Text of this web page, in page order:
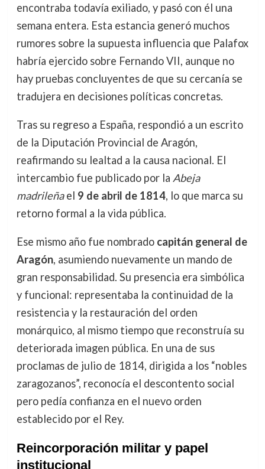
encontraba todavía exiliado, y pasó con él una
semana entera. Esta estancia generó muchos
rumores sobre la supuesta influencia que Palafox
habría ejercido sobre Fernando VII, aunque no
hay pruebas concluyentes de que su cercanía se
tradujera en decisiones políticas concretas.
Tras su regreso a España, respondió a un escrito
de la Diputación Provincial de Aragón,
reafirmando su lealtad a la causa nacional. El
intercambio fue publicado por la Abeja
madrileñael 9 de abril de 1814, lo que marca su
retorno formal a la vida pública.
Ese mismo año fue nombrado capitán general de
Aragón, asumiendo nuevamente un mando de
gran responsabilidad. Su presencia era simbólica
y funcional: representaba la continuidad de la
resistencia y la restauración del orden
monárquico, al mismo tiempo que reconstruía su
deteriorada imagen pública. En una de sus
proclamas de julio de 1814, dirigida a los “nobles
zaragozanos”, reconocía el descontento social
pero pedía confianza en el nuevo orden
establecido por el Rey.
Reincorporación militar y papel
institucional